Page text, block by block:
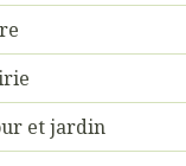
et jardin